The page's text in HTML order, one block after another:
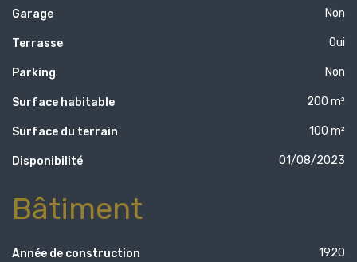
Garage Non
Terrasse Oui
Parking Non
Surface habitable 200 m²
Surface du terrain 100 m²
Disponibilité 01/08/2023
Bâtiment
Année de construction 1920